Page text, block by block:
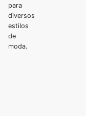
para
diversos
estilos
de
moda.